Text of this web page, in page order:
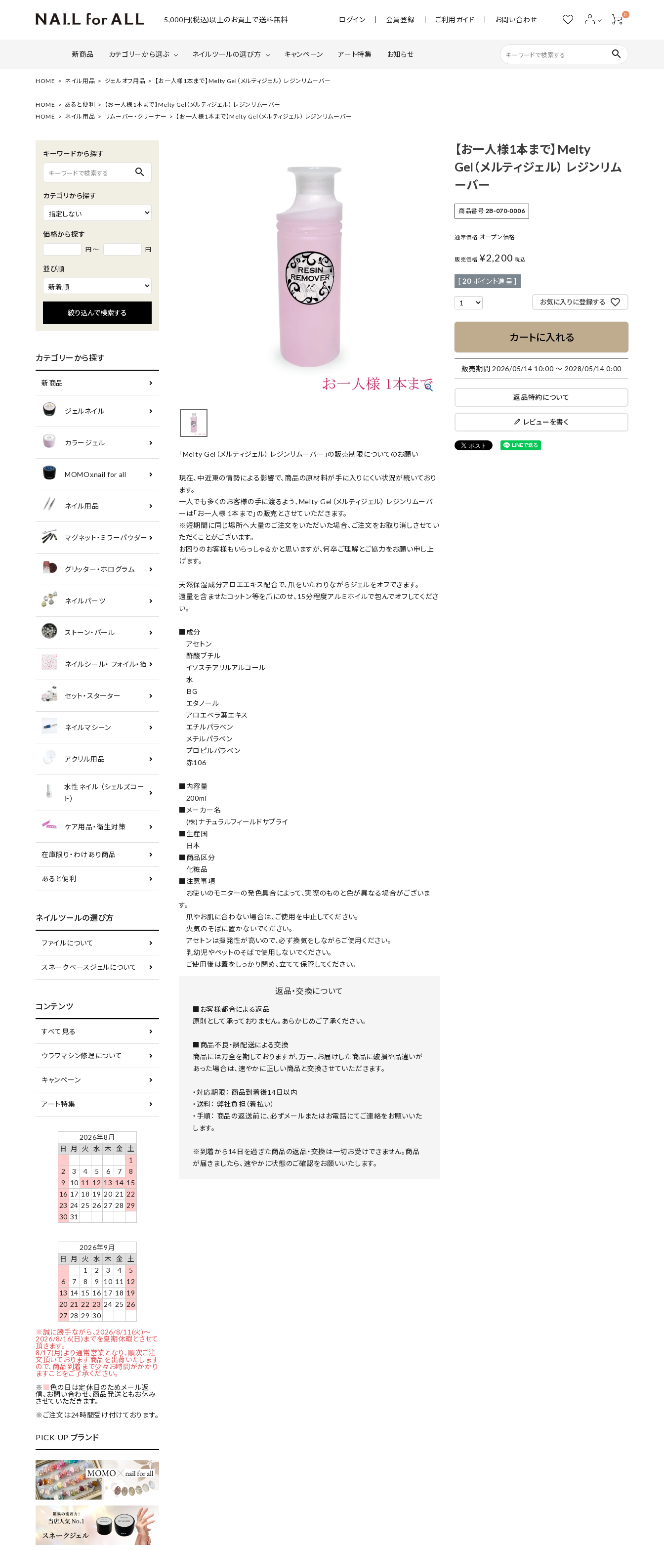
5,000円(税込)以上のお買上で送料無料 ログイン 会員登録 ご利用ガイド お問い合わせ
0
新商品 カテゴリーから選ぶ
マグネット・ミラーパウダー グリッター・ホログラム ネイルパーツ
ネイルシール・ フォイル・箔 アクリル用品
水性ネイル （シェルズコート） あると便利
ネイルツールの選び方 キャンペーン アート特集 お知らせ search
HOME ネイル用品 ジェルオフ用品 【お一人様1本まで】Melty Gel（メルティジェル） レジンリムーバー
HOME あると便利
【お一人様1本まで】Melty Gel（メルティジェル） レジンリムーバー
HOME
ネイル用品 リムーバー・クリーナー 【お一人様1本まで】Melty Gel（メルティジェル） レジンリムーバー
キーワードから探す
search
カテゴリから探す
価格から探す
円 ～ 円
並び順
絞り込んで検索する
カテゴリーから探す
新商品
ジェルネイル
カラージェル
MOMOxnail for all
ネイル用品
マグネット・ミラーパウダー
グリッター・ホログラム
ネイルパーツ
ストーン・パール
ネイルシール・ フォイル・箔
セット・スターター
ネイルマシーン
アクリル用品
水性ネイル （シェルズコー
ト）
ケア用品・衛生対策
在庫限り・わけあり商品
あると便利
ネイルツールの選び方
ファイルについて
スネークベースジェルについて
コンテンツ
すべて見る
ウラワマシン修理について
キャンペーン
アート特集
2026年8月
日
月 火 水 木 金
土
1
2
3 4 5 6 7
8
9
10 11 12 13 14 15
16 17 18 19 20 21 22
23 24 25 26 27 28 29
30 31
2026年9月
日
月 火 水 木 金
土
1
2 3 4
5
6
7 8 9 10 11 12
13 14 15 16 17 18 19
20 21 22 23 24 25 26
27 28 29 30
※誠に勝手ながら、2026/8/11(火)～
2026/8/16(日)までを夏期休暇とさせて
頂きます。
8/17(月)より通常営業となり、順次ご注
文頂いております商品を出荷いたします
ので、商品到着まで少々お時間がかかり
ますことをご了承ください。
※ ■色の日は定休日のためメール返
信、お問い合わせ、商品発送ともお休み
させていただきます。
※ご注文は24時間受け付けております。
PICK UP ブランド
「Melty Gel（メルティジェル） レジンリムーバー」の販売制限についてのお願い
現在、中近東の情勢による影響で、商品の原材料が手に入りにくい状況が続いており
ます。
一人でも多くのお客様の手に渡るよう、Melty Gel（メルティジェル） レジンリムーバ
ーは「お一人様 1本まで」の販売とさせていただきます。
※短期間に同じ場所へ大量のご注文をいただいた場合、ご注文をお取り消しさせてい
ただくことがございます。
お困りのお客様もいらっしゃるかと思いますが、何卒ご理解とご協力をお願い申し上
げます。
天然保湿成分アロエエキス配合で、爪をいたわりながらジェルをオフできます。
適量を含ませたコットン等を爪にのせ、15分程度アルミホイルで包んでオフしてくださ
い。
■成分
アセトン
酢酸ブチル
イソステアリルアルコール
水
ＢＧ
エタノール
アロエベラ葉エキス
エチルパラベン
メチルパラベン
プロピルパラベン
赤106
■内容量
200ml
■メーカー名
(株)ナチュラルフィールドサプライ
■生産国
日本
■商品区分
化粧品
■注意事項
お使いのモニターの発色具合によって、実際のものと色が異なる場合がございま
す。
爪やお肌に合わない場合は、ご使用を中止してください。
火気のそばに置かないでください。
アセトンは揮発性が高いので、必ず換気をしながらご使用ください。
乳幼児やペットのそばで使用しないでください。
ご使用後は蓋をしっかり閉め、立てて保管してください。
返品・交換について
■お客様都合による返品
原則として承っておりません。あらかじめご了承ください。
■商品不良・誤配送による交換
商品には万全を期しておりますが、万一、お届けした商品に破損や品違いが
あった場合は、速やかに正しい商品と交換させていただきます。
・対応期限： 商品到着後14日以内
・送料： 弊社負担（着払い）
・手順： 商品の返送前に、必ずメールまたはお電話にてご連絡をお願いいた
します。
※到着から14日を過ぎた商品の返品・交換は一切お受けできません。商品
が届きましたら、速やかに状態のご確認をお願いいたします。
【お一人様1本まで】Melty
Gel（メルティジェル） レジンリム
ーバー
商品番号 2B-070-0006
通常価格 オープン価格
販売価格 ¥2,200 税込
[ 20 ポイント進呈 ]
お気に入りに登録する
カートに入れる
販売期間 2026/05/14 10:00〜 2028/05/14 0:00
返品特約について
レビューを書く